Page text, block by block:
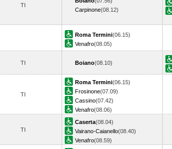
TI
Carpinone(08.12)
Roma Termini(06.15)
Venafro(08.05)
TI Boiano(08.10)
TI
Roma Termini(06.15)
Frosinone(07.09)
Cassino(07.42)
Venafro(08.06)
TI
Caserta(08.04)
Vairano-Caianello(08.40)
Venafro(08.59)